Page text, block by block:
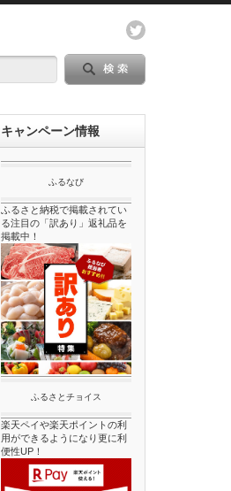
キャンペーン情報
ふるなび
ふるさと納税で掲載されてい
る注目の「訳あり」返礼品を
掲載中！
ふるさとチョイス
楽天ペイや楽天ポイントの利
用ができるようになり更に利
便性UP！